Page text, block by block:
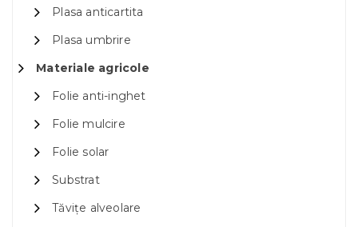
Plasa anticartita
Plasa umbrire
Materiale agricole
Folie anti-inghet
Folie mulcire
Folie solar
Substrat
Tăvițe alveolare